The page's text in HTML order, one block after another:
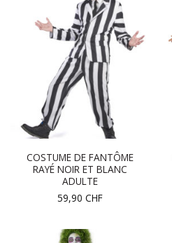
COSTUME DE FANTÔME
RAYÉ NOIR ET BLANC
ADULTE
59,90 CHF